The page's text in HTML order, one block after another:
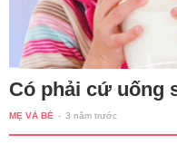
Có phải cứ uống
MẸ VÀ BÉ - 3 năm trước